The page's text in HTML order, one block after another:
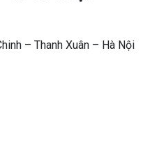
– Thanh Xuân – Hà Nội